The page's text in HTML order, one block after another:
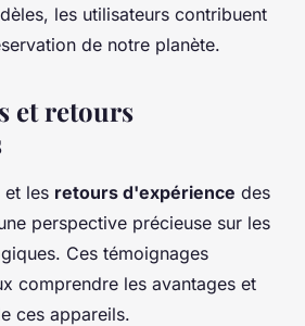
les utilisateurs contribuent
de notre planète.
et retours
et les retours d'expérience des
perspective précieuse sur les
Ces témoignages
comprendre les avantages et
ces appareils.